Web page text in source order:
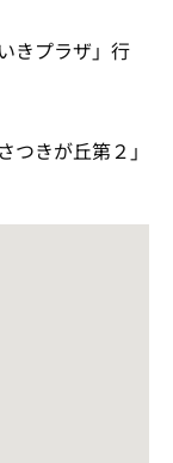
きプラザ」行
きが丘第２」